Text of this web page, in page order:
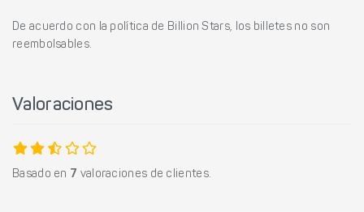
De acuerdo con la política de Billion Stars, los billetes no son
reembolsables.
Valoraciones
Basado en 7 valoraciones de clientes.